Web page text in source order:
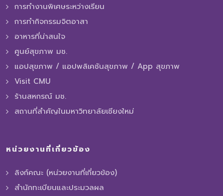
การทํางานพิเศษระหว่างเรียน
การทำกิจกรรมจิตอาสา
อาหารที่น่าสนใจ
ศูนย์สุขภาพ มช.
แอปสุขภาพ / แอปพลิเคชันสุขภาพ / App สุขภาพ
Visit CMU
ร้านสหกรณ์ มช.
สถานที่สำคัญในมหาวิทยาลัยเชียงใหม่
หน่วยงานที่เกี่ยวข้อง
ลิงก์คณะ (หน่วยงานที่เกี่ยวข้อง)
สำนักทะเบียนและประมวลผล